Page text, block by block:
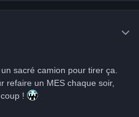
sacré camion pour tirer ça.
refaire un MES chaque soir,
!